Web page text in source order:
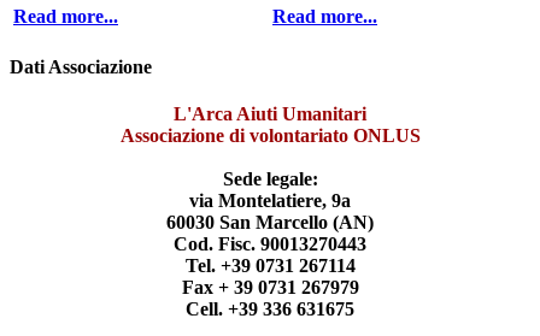
Read more...
Read more...
Dati Associazione
L'Arca Aiuti Umanitari
Associazione di volontariato ONLUS
Sede legale:
via Montelatiere, 9a
60030 San Marcello (AN)
Cod. Fisc. 90013270443
Tel. +39 0731 267114
Fax + 39 0731 267979
Cell. +39 336 631675